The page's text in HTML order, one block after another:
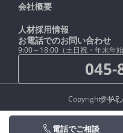
会社概要
人材採用情報
お電話でのお問い合わせ
9:00～18:00（土日祝・年末年始
045-
プライ
Copyright© IAE,
電話でご相談